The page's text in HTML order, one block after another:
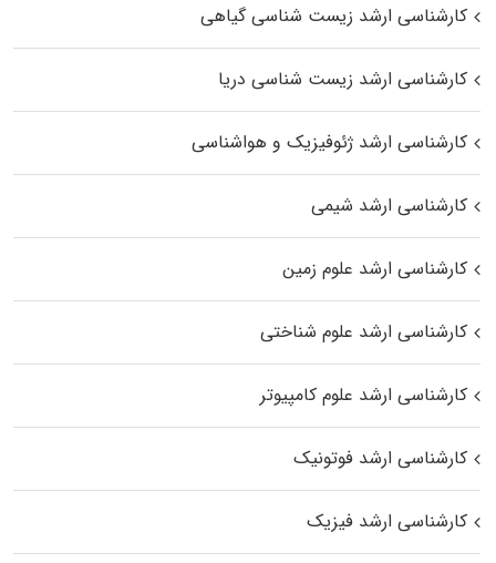
کارشناسی ارشد زیست‌ شناسی گیاهی
کارشناسی ارشد زیست‌ شناسی دریا
کارشناسی ارشد ژئوفیزیک و هواشناسی
کارشناسی ارشد شیمی
کارشناسی ارشد علوم زمین
کارشناسی ارشد علوم شناختی
کارشناسی ارشد علوم کامپیوتر
کارشناسی ارشد فوتونیک
کارشناسی ارشد فیزیک